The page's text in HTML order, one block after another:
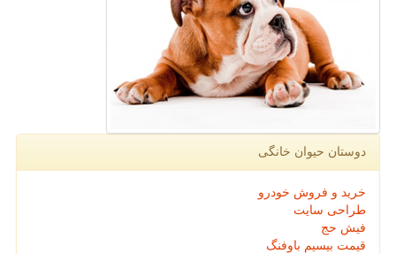
دوستان حیوان خانگی
خرید و فروش خودرو
طراحی سایت
فیش حج
قیمت بیسیم باوفنگ